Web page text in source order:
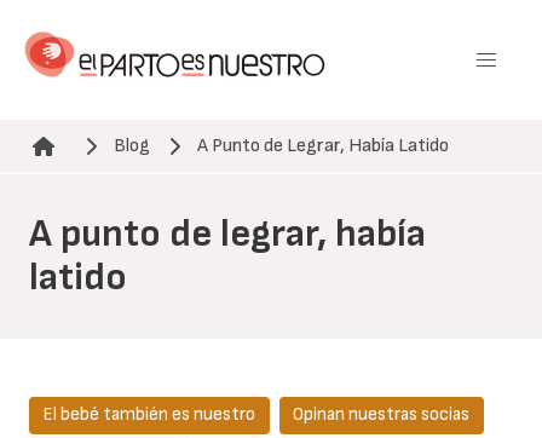
contenido
Ruta de navegación
Blog A Punto de Legrar, Había Latido
A punto de legrar, había
latido
El bebé también es nuestro Opinan nuestras socias